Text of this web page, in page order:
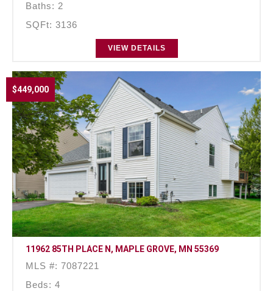
Baths: 2
SQFt: 3136
VIEW DETAILS
$449,000
11962 85TH PLACE N, MAPLE GROVE, MN 55369
MLS #: 7087221
Beds: 4